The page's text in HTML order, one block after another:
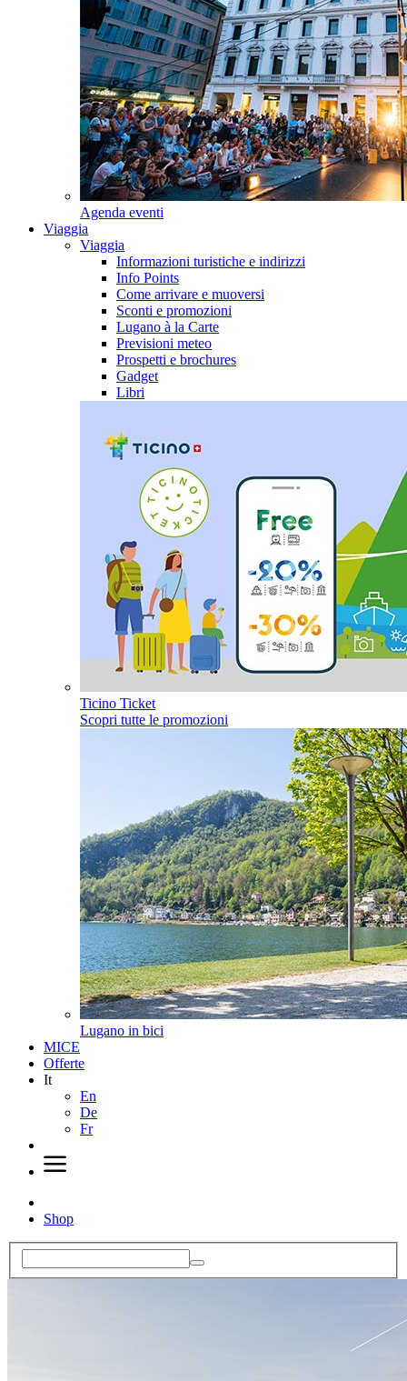
Agenda eventi
Viaggia
Viaggia
Informazioni turistiche e indirizzi
Info Points
Come arrivare e muoversi
Sconti e promozioni
Lugano à la Carte
Previsioni meteo
Prospetti e brochures
Gadget
Libri
Ticino Ticket
Scopri tutte le promozioni
Lugano in bici
MICE
Offerte
It
En
De
Fr
Shop